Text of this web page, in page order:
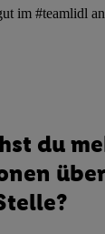
im #teamlidl
du